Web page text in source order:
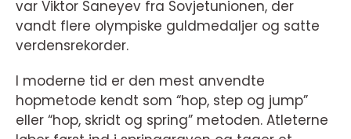
var Viktor Saneyev fra Sovjetunionen, der
vandt flere olympiske guldmedaljer og satte
verdensrekorder.
I moderne tid er den mest anvendte
hopmetode kendt som “hop, step og jump”
eller “hop, skridt og spring” metoden. Atleterne